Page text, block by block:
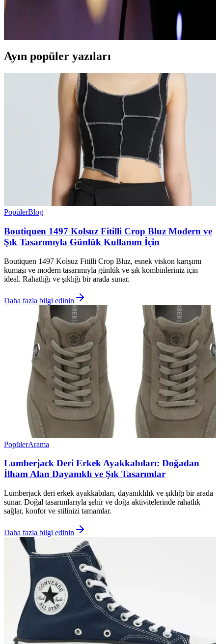
Deri mini etekler, çok yönlü kullanımı ve şık duruşuyla modern
kadınların favorisi. Kalite, stil ve kombinasyon önerileriyle kendinizi
Ayın popüler yazıları
PopülerBlog
Boutiquen 1497 Kolsuz Fitilli Crop Bluz Modern ve
Şık Tasarımıyla Günlük Kullanım İçin
Boutiquen 1497 Kolsuz Fitilli Crop Bluz, esnek viskon karışımı
kumaşı ve modern tasarımıyla günlük ve şık kombinleriniz için
ideal. Rahatlığı ve şıklığı bir arada sunar.
Daha fazla bilgi edinin
PopülerArama
Lumberjack Deri Erkek Ayakkabıları: Doğadan
İlham Alan Dayanıklı ve Şık Tasarımlar
Lumberjack deri erkek ayakkabıları, dayanıklılık ve şıklığı bir arada
sunar. Doğal tasarımlarıyla şehir ve doğa aktivitelerinde rahatlık
sağlar, konfor ve stilinizi tamamlar.
Daha fazla bilgi edinin